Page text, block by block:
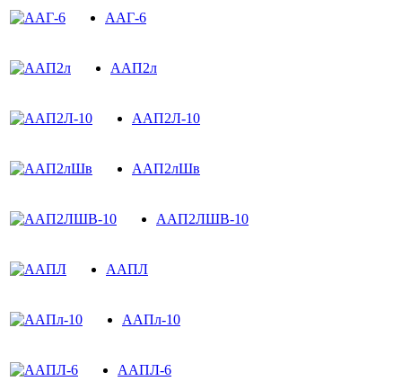
ААГ-6
ААП2л
ААП2Л-10
ААП2лШв
ААП2ЛШВ-10
ААПЛ
ААПл-10
ААПЛ-6